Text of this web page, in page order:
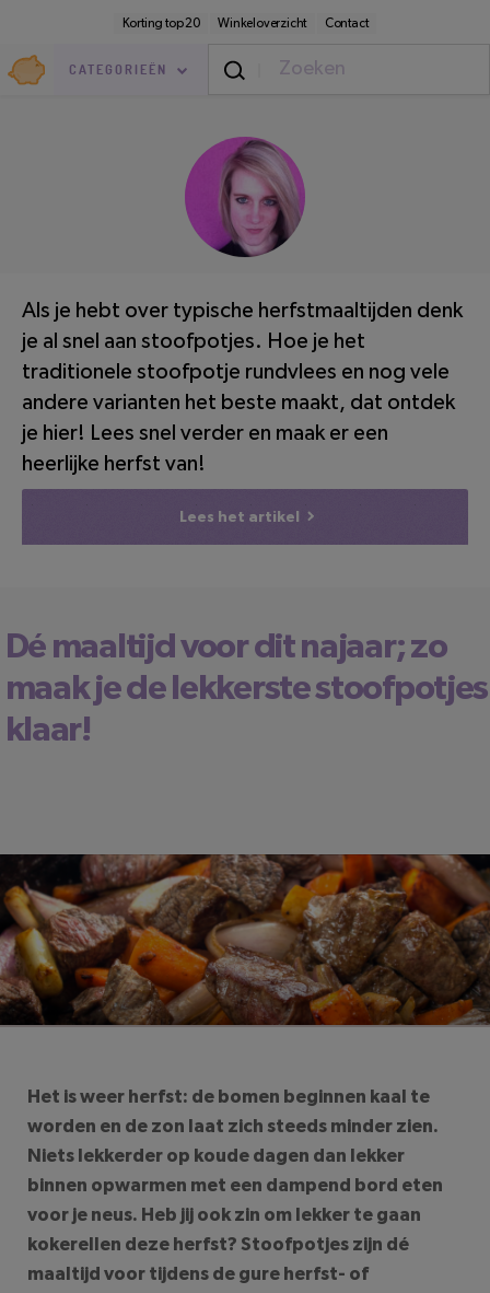
inhoud
Korting top 20 Winkeloverzicht Contact
Goedkoop.nl
CATEGORIEËN
Eten & Drinken Boodschappen LEESTIJD: 4 MINUTEN
Als je hebt over typische herfstmaaltijden denk
je al snel aan stoofpotjes. Hoe je het
traditionele stoofpotje rundvlees en nog vele
andere varianten het beste maakt, dat ontdek
je hier! Lees snel verder en maak er een
heerlijke herfst van!
Lees het artikel
Dé maaltijd voor dit najaar; zo
maak je de lekkerste stoofpotjes
klaar!
LEESTIJD: 4
MINUTEN
We raden je aan Blokker,Kookwinkel Oldenhof
en
Xenoste bekijken
Het is weer herfst: de bomen beginnen kaal te
worden en de zon laat zich steeds minder zien.
Niets lekkerder op koude dagen dan lekker
binnen opwarmen met een dampend bord eten
voor je neus. Heb jij ook zin om lekker te gaan
kokerellen deze herfst? Stoofpotjes zijn dé
maaltijd voor tijdens de gure herfst- of